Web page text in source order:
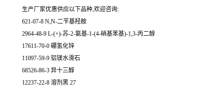
生产厂家优惠供应以下品种,欢迎咨询:
621-07-8 N,N-二苄基羟胺
2964-48-9 L-(+)-苏-2-氨基-1-(4-硝基苯基)-1,3-丙二醇
17611-70-0 硼氢化锌
11097-59-9 铝镁水滑石
68526-86-3 异十三醇
12237-22-8 溶剂黑 27